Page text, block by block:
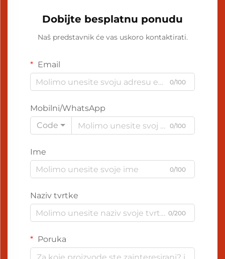
Dobijte besplatnu ponudu
Naš predstavnik će vas uskoro kontaktirati.
Email
0/100
Mobilni/WhatsApp
Code
0/100
Ime
0/100
Naziv tvrtke
0/200
Poruka